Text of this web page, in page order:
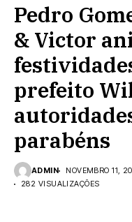
Pedro
& Victor
prefeito
parabéns
ADMIN NOVEMBRO 11,
282 VISUALIZAÇÕES